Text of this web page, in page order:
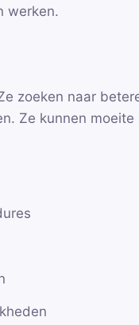
werken.
zoeken naar
Ze kunnen